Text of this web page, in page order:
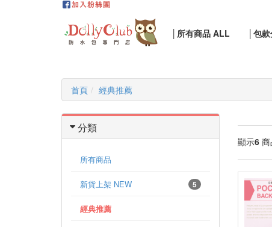
│所有商品 ALL │包
首頁 經典推薦
分類
所有商品
5
新貨上架 NEW
經典推薦
顯示6商